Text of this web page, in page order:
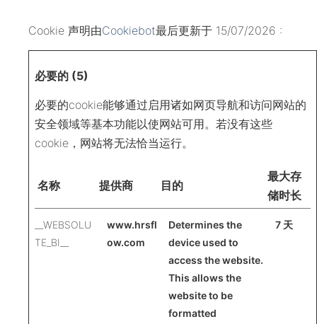
Cookie 声明由Cookiebot最后更新于 15/07/2026 :
必要的 (5)
必要的cookie能够通过启用诸如网页导航和访问网站的
安全领域等基本功能以使网站可用。若没有这些
cookie，网站将无法恰当运行。
名称 提供商 目的
最大存
储时长
__WEBSOLU
TE_BI__
www.hrsfl
ow.com
Determines the
device used to
access the website.
This allows the
website to be
formatted
7 天